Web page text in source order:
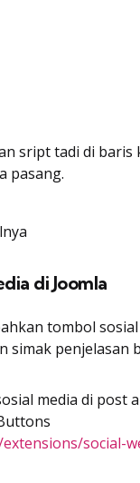
sript tadi di baris
pasang.
di Joomla
tombol
simak penjelasan
media di post
social-